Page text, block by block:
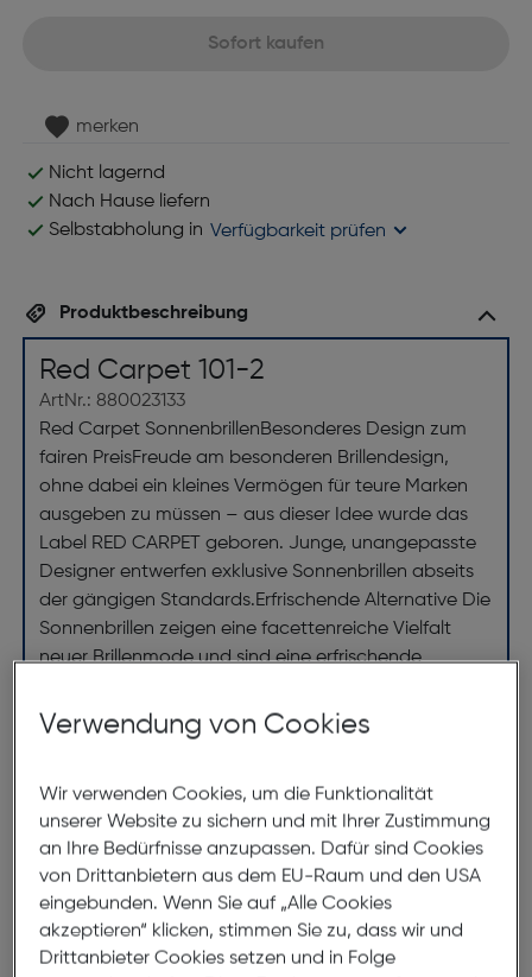
Sofort kaufen
merken
Nicht lagernd
Nach Hause liefern
Selbstabholung in Verfügbarkeit prüfen
Produktbeschreibung
Red Carpet 101-2
ArtNr.: 880023133
Red Carpet SonnenbrillenBesonderes Design zum
fairen PreisFreude am besonderen Brillendesign,
ohne dabei ein kleines Vermögen für teure Marken
ausgeben zu müssen – aus dieser Idee wurde das
Label RED CARPET geboren. Junge, unangepasste
Designer entwerfen exklusive Sonnenbrillen abseits
der gängigen Standards.Erfrischende Alternative Die
Sonnenbrillen zeigen eine facettenreiche Vielfalt
neuer Brillenmode und sind eine erfrischende
absolut trendigen Styles bieten die Brillen von RED
CARPET hohe Qualität. Die aktuelle Kollektion ist
besonderen Vorteil: Jedes Modell wird mit chicem
RED CARPET Original-Etui geliefert.Eleganz im
LeopardenmusterTrendig freche ovalförmige
Fassungen im Leopardenmuster gepaart mit
goldenen Details machen diese Sonnenbrille zum
besonderen Hingucker.
Verwendung von Cookies
Wir verwenden Cookies, um die Funktionalität
unserer Website zu sichern und mit Ihrer Zustimmung
an Ihre Bedürfnisse anzupassen. Dafür sind Cookies
von Drittanbietern aus dem EU-Raum und den USA
eingebunden. Wenn Sie auf „Alle Cookies
akzeptieren“ klicken, stimmen Sie zu, dass wir und
Drittanbieter Cookies setzen und in Folge